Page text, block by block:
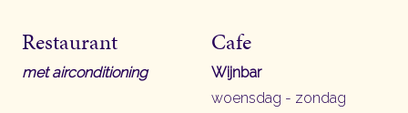
Restaurant
met airconditioning
Cafe
Wijnbar
woensdag - zondag